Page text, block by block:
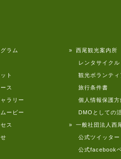
ラム
ト
ス
ラリー
ービー
ス
» 西尾観光案内所
レンタサイクル
観光ボランティ
旅行条件書
個人情報保護方
DMOとしての活
» 一般社団法人西
公式ツイッター
公式facebookペ